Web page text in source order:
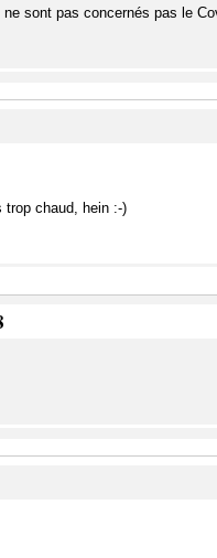
sont pas concernés pas le
trop chaud, hein :-)